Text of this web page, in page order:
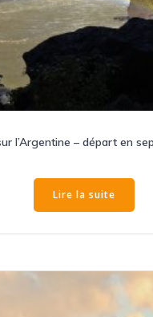
l’Argentine – départ en
Lire la suite